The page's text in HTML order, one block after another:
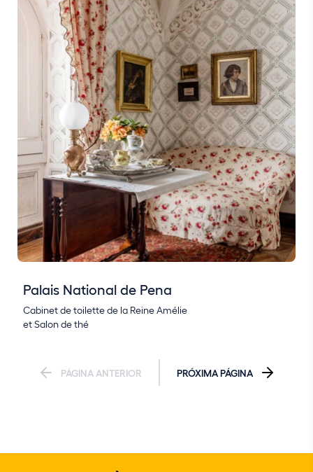
Palais National de Pena
Cabinet de toilette de la Reine Amélie
et Salon de thé
PÁGINA ANTERIOR PRÓXIMA PÁGINA